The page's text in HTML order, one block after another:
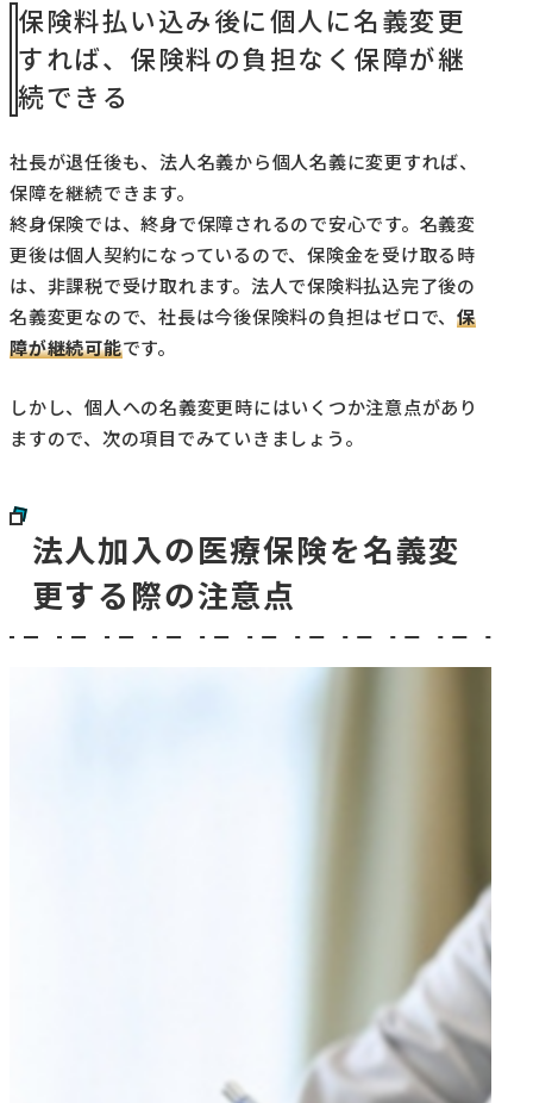
保険料払い込み後に個人に名義変更
すれば、保険料の負担なく保障が継
続できる
社長が退任後も、法人名義から個人名義に変更すれば、
保障を継続できます。
終身保険では、終身で保障されるので安心です。名義変
更後は個人契約になっているので、保険金を受け取る時
は、非課税で受け取れます。法人で保険料払込完了後の
名義変更なので、社長は今後保険料の負担はゼロで、保
障が継続可能です。
しかし、個人への名義変更時にはいくつか注意点があり
ますので、次の項目でみていきましょう。
法人加入の医療保険を名義変
更する際の注意点